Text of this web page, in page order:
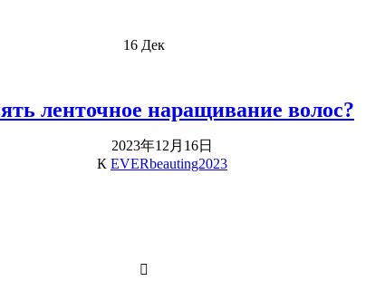
16 Дек
ленточное наращивание волос?
2023年12月16日
К EVERbeauting2023